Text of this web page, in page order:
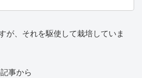
が、それを駆使して栽培していま
事から